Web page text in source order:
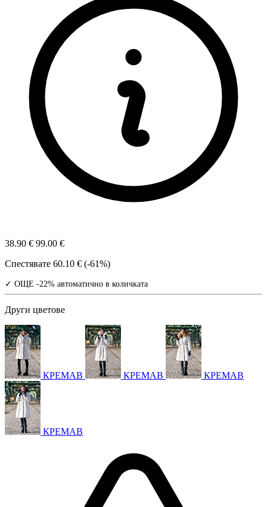
38.90 € 99.00 €
Спестявате 60.10 € (-61%)
✓ ОЩЕ -22% автоматично в количката
Други цветове
КРЕМАВ КРЕМАВ КРЕМАВ
КРЕМАВ